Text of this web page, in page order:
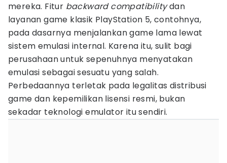
mereka. Fitur backward compatibilitydan
layanan game klasik PlayStation 5, contohnya,
pada dasarnya menjalankan game lama lewat
sistem emulasi internal. Karena itu, sulit bagi
perusahaan untuk sepenuhnya menyatakan
emulasi sebagai sesuatu yang salah.
Perbedaannya terletak pada legalitas distribusi
game dan kepemilikan lisensi resmi, bukan
sekadar teknologi emulator itu sendiri.